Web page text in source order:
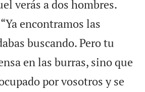
verás a dos hombres.
encontramos las
buscando. Pero tu
en las burras, sino que
por vosotros y se